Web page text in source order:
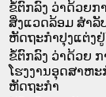
ຂໍ້ຕົກລົງ ວ່າດ້ວຍກ
ສິ່ງແວດລ້ອມ ສຳລັ
ຫັດຖະກຳປຸງແຕ່ງ
ຂໍ້ຕົກລົງ ວ່າດ້ວຍ
ໂຮງງານອຸດສາຫະ
ຫັດຖະກຳ